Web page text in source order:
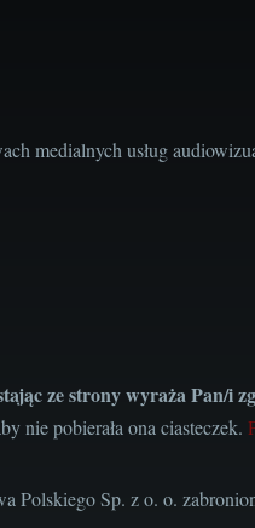
medialnych usług
ze strony wyraża Pan/i
nie pobierała ona ciasteczek.
Polskiego Sp. z o. o.